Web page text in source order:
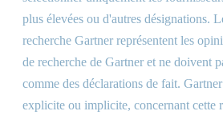
plus élevées ou d'autres désignations.
recherche Gartner représentent les
de recherche de Gartner et ne doivent
comme des déclarations de fait.
explicite ou implicite, concernant cette